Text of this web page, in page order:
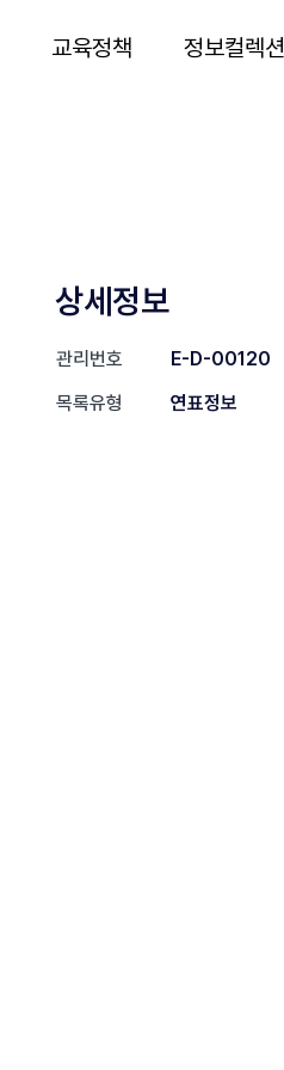
교육정책 정보컬렉션
상세정보
관리번호
E-D-00120
목록유형
연표정보